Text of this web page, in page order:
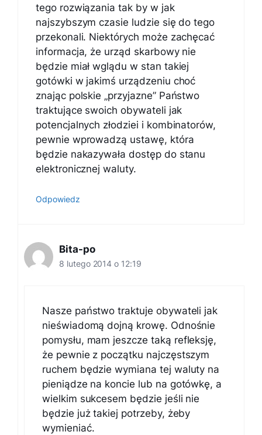
tego rozwiązania tak by w jak
najszybszym czasie ludzie się do tego
przekonali. Niektórych może zachęcać
informacja, że urząd skarbowy nie
będzie miał wglądu w stan takiej
gotówki w jakimś urządzeniu choć
znając polskie „przyjazne” Państwo
traktujące swoich obywateli jak
potencjalnych złodziei i kombinatorów,
pewnie wprowadzą ustawę, która
będzie nakazywała dostęp do stanu
elektronicznej waluty.
Odpowiedz
Bita-po
8 lutego 2014 o 12:19
Nasze państwo traktuje obywateli jak
nieświadomą dojną krowę. Odnośnie
pomysłu, mam jeszcze taką refleksję,
że pewnie z początku najczęstszym
ruchem będzie wymiana tej waluty na
pieniądze na koncie lub na gotówkę, a
wielkim sukcesem będzie jeśli nie
będzie już takiej potrzeby, żeby
wymieniać.